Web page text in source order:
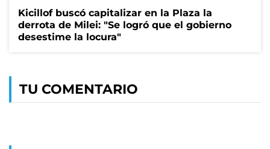
Kicillof buscó capitalizar en la Plaza la
derrota de Milei: "Se logró que el gobierno
desestime la locura"
TU COMENTARIO